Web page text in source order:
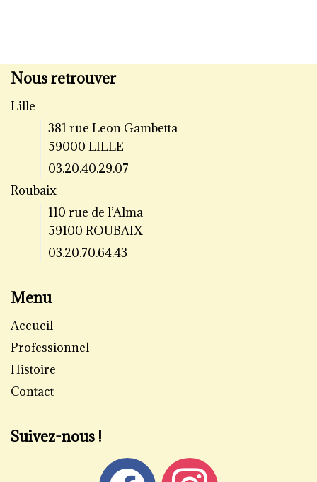
Nous retrouver
Lille
381 rue Leon Gambetta
59000 LILLE
03.20.40.29.07
Roubaix
110 rue de l’Alma
59100 ROUBAIX
03.20.70.64.43
Menu
Accueil
Professionnel
Histoire
Contact
Suivez-nous !